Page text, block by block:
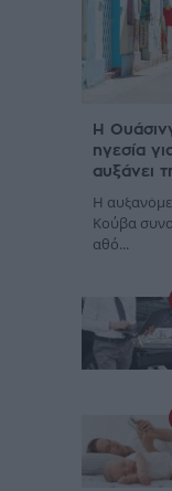
Η
ηγεσία
αυξάνει
Η
Κούβα
αθό...